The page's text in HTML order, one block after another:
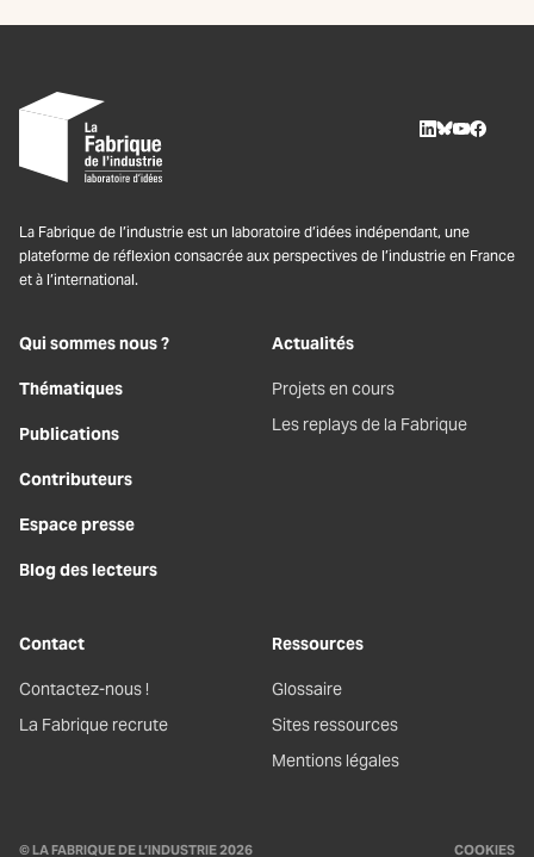
La Fabrique de l’industrie est un laboratoire d’idées indépendant, une
plateforme de réflexion consacrée aux perspectives de l’industrie en France
et à l’international.
Qui sommes nous ?
Thématiques
Publications
Contributeurs
Espace presse
Blog des lecteurs
Actualités
Projets en cours
Les replays de la Fabrique
Contact
Contactez-nous !
La Fabrique recrute
Ressources
Glossaire
Sites ressources
Mentions légales
© LA FABRIQUE DE L’INDUSTRIE 2026 COOKIES